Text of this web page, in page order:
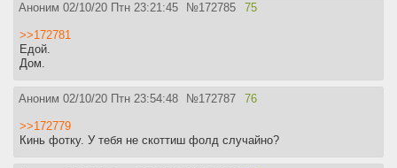
Аноним 02/10/20 Птн 23:21:45 №172785 75
>>172781
Едой.
Дом.
Аноним 02/10/20 Птн 23:54:48 №172787 76
>>172779
Кинь фотку. У тебя не скоттиш фолд случайно?